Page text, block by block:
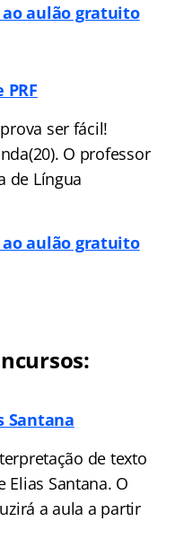
aulão gratuito
ser fácil!
O professor
de Língua
aulão gratuito
Santana
de texto
Santana. O
a aula a partir